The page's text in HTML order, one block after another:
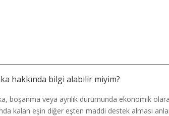
hakkında bilgi alabilir miyim?
boşanma veya ayrılık durumunda ekonomik
kalan eşin diğer eşten maddi destek alması